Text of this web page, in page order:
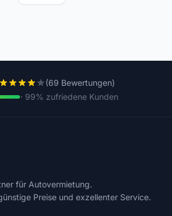
(69 Bewertungen)
· 99% zufriedene Kunden
für Autovermietung.
Preise und exzellenter Service.